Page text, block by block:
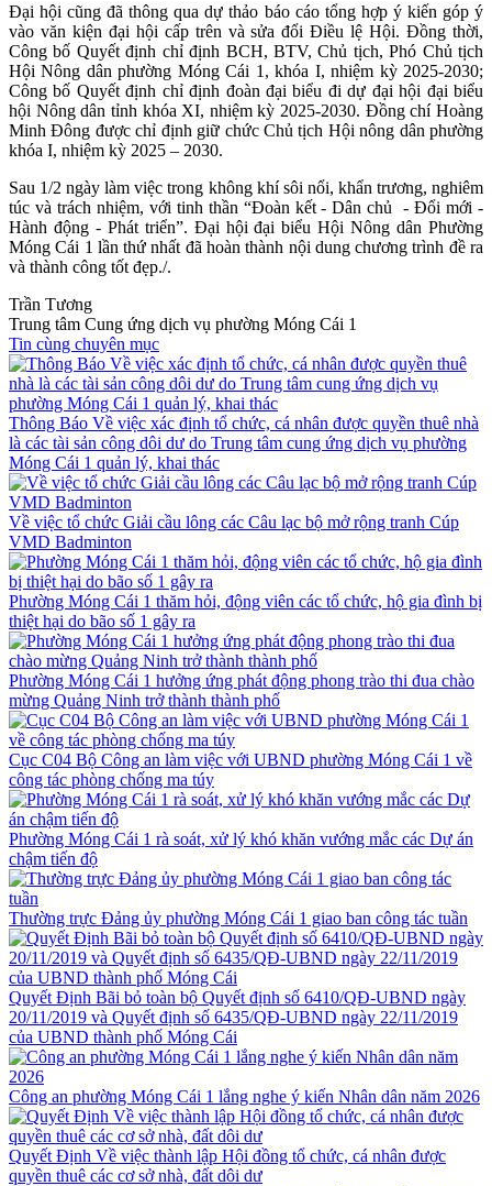
Đại hội cũng đã thông qua dự thảo báo cáo tổng hợp ý kiến góp ý
vào văn kiện đại hội cấp trên và sửa đổi Điều lệ Hội. Đồng thời,
Công bố Quyết định chỉ định BCH, BTV, Chủ tịch, Phó Chủ tịch
Hội Nông dân phường Móng Cái 1, khóa I, nhiệm kỳ 2025-2030;
Công bố Quyết định chỉ định đoàn đại biểu đi dự đại hội đại biểu
hội Nông dân tỉnh khóa XI, nhiệm kỳ 2025-2030. Đồng chí Hoàng
Minh Đông được chỉ định giữ chức Chủ tịch Hội nông dân phường
khóa I, nhiệm kỳ 2025 – 2030.
Sau 1/2 ngày làm việc trong không khí sôi nổi, khẩn trương, nghiêm
túc và trách nhiệm, với tinh thần “Đoàn kết - Dân chủ - Đổi mới -
Hành động - Phát triển”. Đại hội đại biểu Hội Nông dân Phường
Móng Cái 1 lần thứ nhất đã hoàn thành nội dung chương trình đề ra
và thành công tốt đẹp./.
Trần Tương
Trung tâm Cung ứng dịch vụ phường Móng Cái 1
Tin cùng chuyên mục
Thông Báo Về việc xác định tổ chức, cá nhân được quyền thuê nhà
là các tài sản công dôi dư do Trung tâm cung ứng dịch vụ phường
Móng Cái 1 quản lý, khai thác
Về việc tổ chức Giải cầu lông các Câu lạc bộ mở rộng tranh Cúp
VMD Badminton
Phường Móng Cái 1 thăm hỏi, động viên các tổ chức, hộ gia đình bị
thiệt hại do bão số 1 gây ra
Phường Móng Cái 1 hưởng ứng phát động phong trào thi đua chào
mừng Quảng Ninh trở thành thành phố
Cục C04 Bộ Công an làm việc với UBND phường Móng Cái 1 về
công tác phòng chống ma túy
Phường Móng Cái 1 rà soát, xử lý khó khăn vướng mắc các Dự án
chậm tiến độ
Thường trực Đảng ủy phường Móng Cái 1 giao ban công tác tuần
Quyết Định Bãi bỏ toàn bộ Quyết định số 6410/QĐ-UBND ngày
20/11/2019 và Quyết định số 6435/QĐ-UBND ngày 22/11/2019
của UBND thành phố Móng Cái
Công an phường Móng Cái 1 lắng nghe ý kiến Nhân dân năm 2026
Quyết Định Về việc thành lập Hội đồng tổ chức, cá nhân được
quyền thuê các cơ sở nhà, đất dôi dư